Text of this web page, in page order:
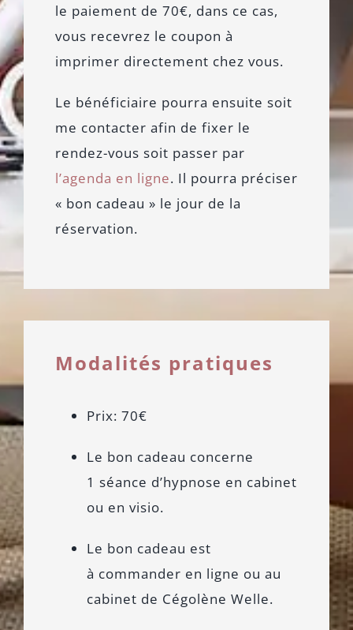
le paiement de 70€, dans ce cas,
vous recevrez le coupon à
imprimer directement chez vous.
Le bénéficiaire pourra ensuite soit
me contacter afin de fixer le
rendez-vous soit passer par
l’agenda en ligne. Il pourra préciser
« bon cadeau » le jour de la
réservation.
Modalités pratiques
Prix: 70€
Le bon cadeau concerne
1 séance d’hypnose en cabinet
ou en visio.
Le bon cadeau est
à commander en ligne ou au
cabinet de Cégolène Welle.